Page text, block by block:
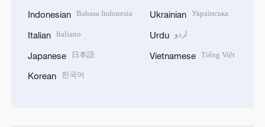
Indonesian Bahasa Indonesia
Italian Italiano
Japanese 日本語
Korean 한국어
Ukrainian Українська
Urdu اردو
Vietnamese Tiếng Việt